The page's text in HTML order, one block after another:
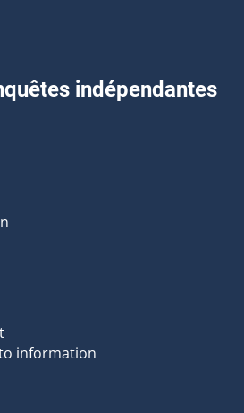
indépendantes
information